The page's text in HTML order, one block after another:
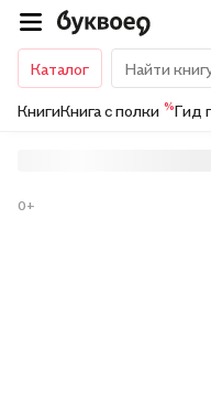
Каталог
КнигиКнига с полки %Гид
0+